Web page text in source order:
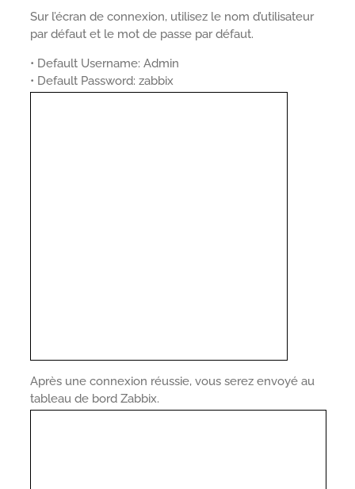
Sur l’écran de connexion, utilisez le nom d’utilisateur
par défaut et le mot de passe par défaut.
• Default Username: Admin
• Default Password: zabbix
Après une connexion réussie, vous serez envoyé au
tableau de bord Zabbix.